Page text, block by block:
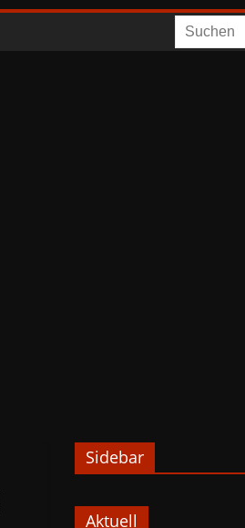
Sidebar
Aktuell